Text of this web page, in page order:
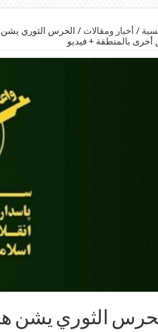
/ أخبار ومقالات / الحرس الثوري يشن
أخرى بالمنطقة + فيديو
الثوري يشن